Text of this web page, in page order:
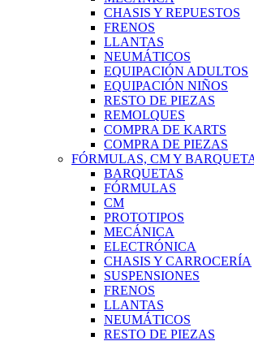
CHASIS Y REPUESTOS
FRENOS
LLANTAS
NEUMÁTICOS
EQUIPACIÓN ADULTOS
EQUIPACIÓN NIÑOS
RESTO DE PIEZAS
REMOLQUES
COMPRA DE KARTS
COMPRA DE PIEZAS
FÓRMULAS, CM Y
BARQUETAS
FÓRMULAS
CM
PROTOTIPOS
MECÁNICA
ELECTRÓNICA
CHASIS Y CARROCERÍA
SUSPENSIONES
FRENOS
LLANTAS
NEUMÁTICOS
RESTO DE PIEZAS